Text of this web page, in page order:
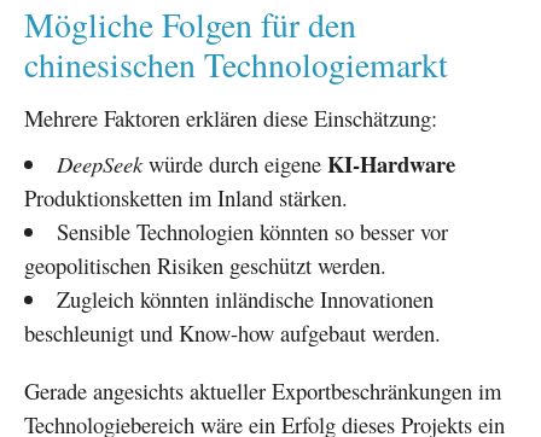
Mögliche Folgen für den
chinesischen Technologiemarkt
Mehrere Faktoren erklären diese Einschätzung:
DeepSeekwürde durch eigene KI-Hardware
Produktionsketten im Inland stärken.
Sensible Technologien könnten so besser vor
geopolitischen Risiken geschützt werden.
Zugleich könnten inländische Innovationen
beschleunigt und Know-how aufgebaut werden.
Gerade angesichts aktueller Exportbeschränkungen im
Technologiebereich wäre ein Erfolg dieses Projekts ein